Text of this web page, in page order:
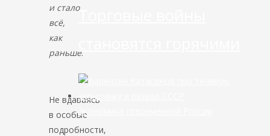
и стало
всё,
как
раньше.
Не вдаваясь
в особые
подробности,
Торговые войны
Экономика современной России